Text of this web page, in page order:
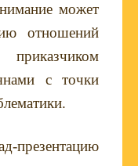
может
отношений
с точки